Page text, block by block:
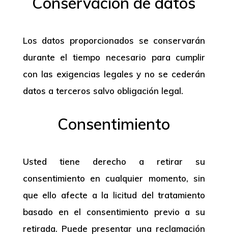
Los datos proporcionados se conservarán
durante el tiempo necesario para cumplir
con las exigencias legales y no se cederán
datos a terceros salvo obligación legal.
Consentimiento
Usted tiene derecho a retirar su
consentimiento en cualquier momento, sin
que ello afecte a la licitud del tratamiento
basado en el consentimiento previo a su
retirada. Puede presentar una reclamación